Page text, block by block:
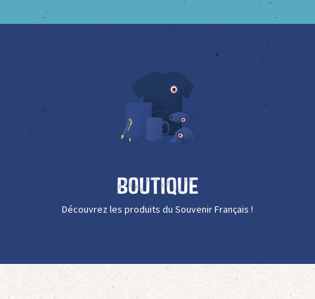
Boutique
Découvrez les produits du Souvenir Français !